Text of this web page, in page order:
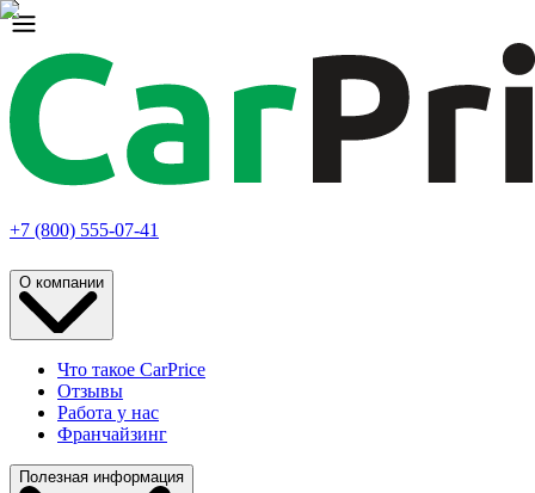
+7 (800) 555-07-41
О компании
Что такое CarPrice
Отзывы
Работа у нас
Франчайзинг
Полезная информация